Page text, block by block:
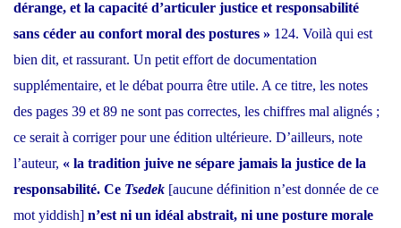
dérange, et la capacité d’articuler justice et responsabilité
sans céder au confort moral des postures » 124. Voilà qui est
bien dit, et rassurant. Un petit effort de documentation
supplémentaire, et le débat pourra être utile. A ce titre, les notes
des pages 39 et 89 ne sont pas correctes, les chiffres mal alignés ;
ce serait à corriger pour une édition ultérieure. D’ailleurs, note
l’auteur, « la tradition juive ne sépare jamais la justice de la
responsabilité. Ce Tsedek [aucune définition n’est donnée de ce
mot yiddish] n’est ni un idéal abstrait, ni une posture morale